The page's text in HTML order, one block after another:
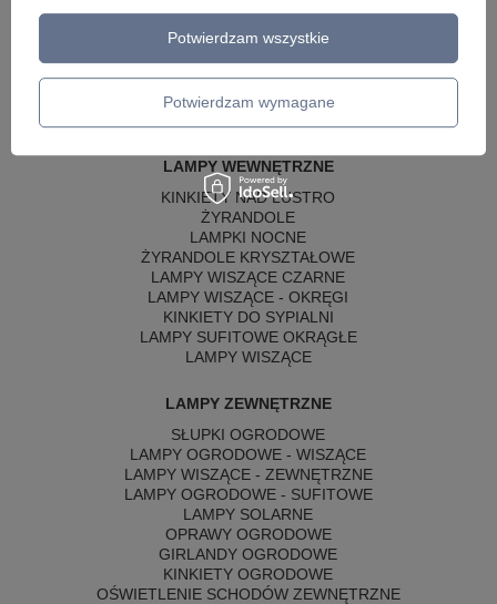
LAMPY WEWNĘTRZNE
KINKIETY NAD LUSTRO
ŻYRANDOLE
LAMPKI NOCNE
ŻYRANDOLE KRYSZTAŁOWE
LAMPY WISZĄCE CZARNE
LAMPY WISZĄCE - OKRĘGI
KINKIETY DO SYPIALNI
LAMPY SUFITOWE OKRĄGŁE
LAMPY WISZĄCE
LAMPY ZEWNĘTRZNE
SŁUPKI OGRODOWE
LAMPY OGRODOWE - WISZĄCE
LAMPY WISZĄCE - ZEWNĘTRZNE
LAMPY OGRODOWE - SUFITOWE
LAMPY SOLARNE
OPRAWY OGRODOWE
GIRLANDY OGRODOWE
KINKIETY OGRODOWE
OŚWIETLENIE SCHODÓW ZEWNĘTRZNE
Potwierdzam wymagane
Potwierdzam wszystkie